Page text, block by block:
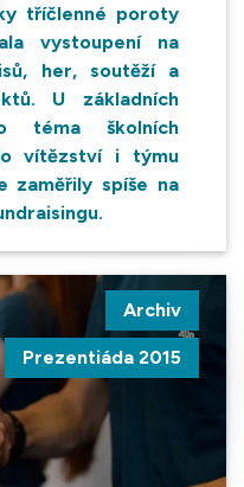
tříčlenné poroty
vystoupení na
her, soutěží a
U základních
téma školních
vítězství i týmu
zaměřily spíše na
Archiv
Prezentiáda 2015